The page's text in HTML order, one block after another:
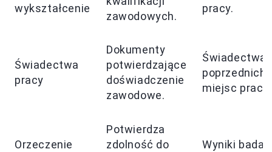
wykształcenie
zawodowych.
pracy.
Świadectwa
pracy
Dokumenty
potwierdzające
doświadczenie
zawodowe.
Świadectwa
poprzednich
miejsc pracy.
Orzeczenie
Potwierdza
zdolność do
Wyniki badań